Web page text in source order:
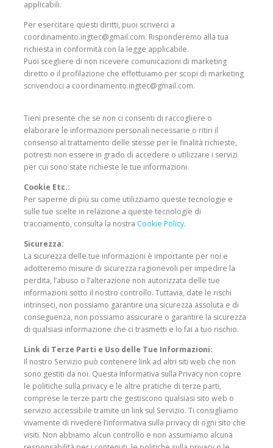
applicabili.
Per esercitare questi diritti, puoi scriverci a
coordinamento.ingtec@gmail.com. Risponderemo alla tua
richiesta in conformità con la legge applicabile.
Puoi scegliere di non ricevere comunicazioni di marketing
diretto o il profilazione che effettuiamo per scopi di marketing
scrivendoci a coordinamento.ingtec@gmail.com.
Tieni presente che se non ci consenti di raccogliere o
elaborare le informazioni personali necessarie o ritiri il
consenso al trattamento delle stesse per le finalità richieste,
potresti non essere in grado di accedere o utilizzare i servizi
per cui sono state richieste le tue informazioni.
Cookie Etc.:
Per saperne di più su come utilizziamo queste tecnologie e
sulle tue scelte in relazione a queste tecnologie di
tracciamento, consulta la nostra Cookie Policy.
Sicurezza:
La sicurezza delle tue informazioni è importante per noi e
adotteremo misure di sicurezza ragionevoli per impedire la
perdita, l’abuso o l’alterazione non autorizzata delle tue
informazioni sotto il nostro controllo. Tuttavia, date le rischi
intrinseci, non possiamo garantire una sicurezza assoluta e di
conseguenza, non possiamo assicurare o garantire la sicurezza
di qualsiasi informazione che ci trasmetti e lo fai a tuo rischio.
Link di Terze Parti e Uso delle Tue Informazioni:
Il nostro Servizio può contenere link ad altri siti web che non
sono gestiti da noi. Questa Informativa sulla Privacy non copre
le politiche sulla privacy e le altre pratiche di terze parti,
comprese le terze parti che gestiscono qualsiasi sito web o
servizio accessibile tramite un link sul Servizio. Ti consigliamo
vivamente di rivedere l’informativa sulla privacy di ogni sito che
visiti. Non abbiamo alcun controllo e non assumiamo alcuna